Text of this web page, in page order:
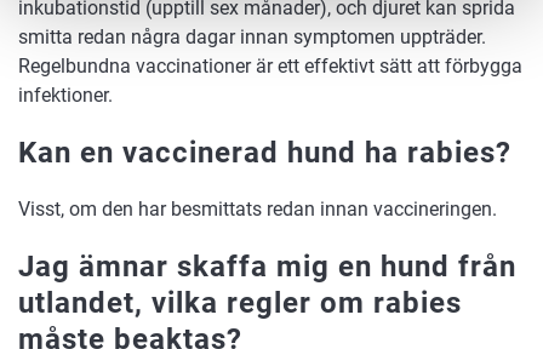
inkubationstid (upptill sex månader), och djuret kan sprida
smitta redan några dagar innan symptomen uppträder.
Regelbundna vaccinationer är ett effektivt sätt att förbygga
infektioner.
Kan en vaccinerad hund ha rabies?
Visst, om den har besmittats redan innan vaccineringen.
Jag ämnar skaffa mig en hund från
utlandet, vilka regler om rabies
måste beaktas?